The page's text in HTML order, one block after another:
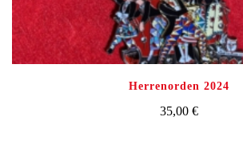
Herrenorden 2024
35,00 €